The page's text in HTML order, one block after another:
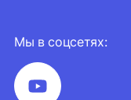
Мы в соцсетях: